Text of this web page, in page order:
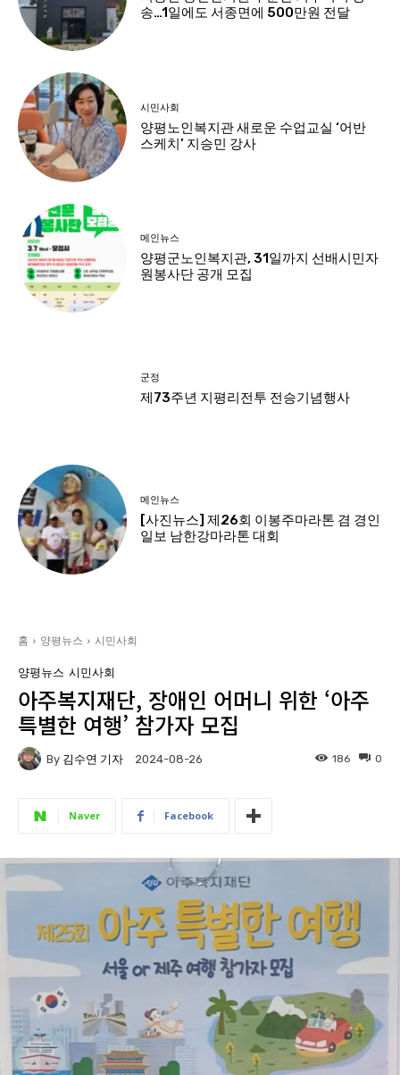
송…1일에도 서종면에 500만원 전달
시민사회
양평노인복지관 새로운 수업교실 ‘어반
스케치’ 지승민 강사
메인뉴스
양평군노인복지관, 31일까지 선배시민자
원봉사단 공개 모집
군정
제73주년 지평리전투 전승기념행사
메인뉴스
[사진뉴스] 제26회 이봉주마라톤 겸 경인
일보 남한강마라톤 대회